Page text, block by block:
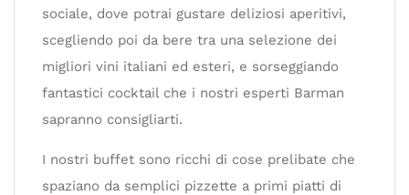
sociale, dove potrai gustare deliziosi aperitivi,
scegliendo poi da bere tra una selezione dei
migliori vini italiani ed esteri, e sorseggiando
fantastici cocktail che i nostri esperti Barman
sapranno consigliarti.
I nostri buffet sono ricchi di cose prelibate che
spaziano da semplici pizzette a primi piatti di